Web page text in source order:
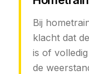
Bij
klacht dat
is of
de